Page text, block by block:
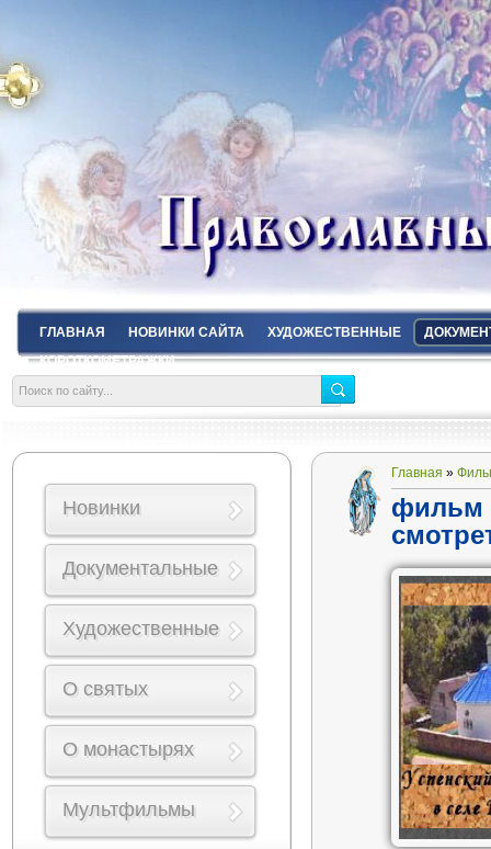
ГЛАВНАЯ НОВИНКИ САЙТА ХУДОЖЕСТВЕННЫЕ
КОРОТКОМЕТРАЖКИ
Главная »
фильм
Новинки
Документальные
Художественные
О святых
О монастырях
Мультфильмы